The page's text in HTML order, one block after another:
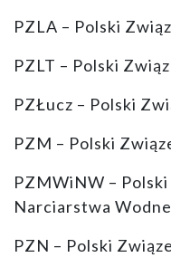
PZLA – Polski
PZLT – Polski
PZŁucz – Polski
PZM – Polski
PZMWiNW –
Narciarstwa
PZN – Polski